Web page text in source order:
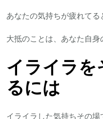
あなたの気持ちが疲れて
大抵のことは、あなた自身
イライラを
るには
イライラした気持ちその